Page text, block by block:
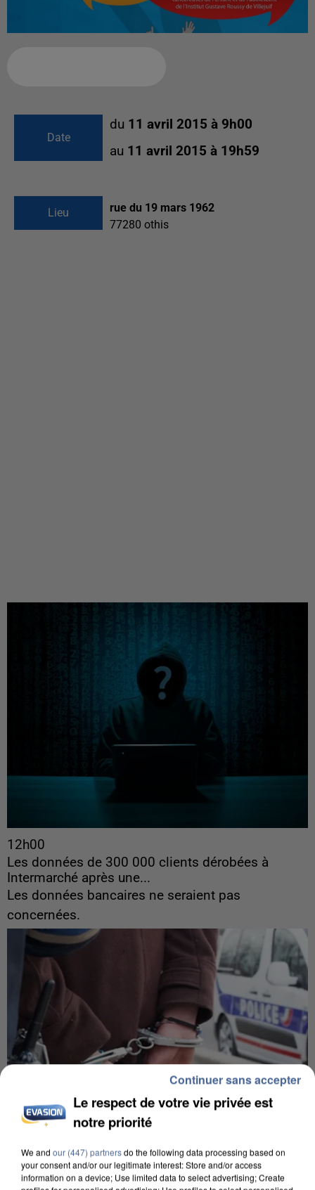
Date
du 11 avril 2015 à 9h00
au 11 avril 2015 à 19h59
Lieu
rue du 19 mars 1962
77280 othis
12h00
Les données de 300 000 clients dérobées à
Intermarché après une...
Les données bancaires ne seraient pas
concernées.
8h00
Le respect de votre vie privée est
notre priorité
We and our (447) partnersdo the following data processing based on
your consent and/or our legitimate interest: Store and/or access
information on a device; Use limited data to select advertising; Create
Continuer sans accepter